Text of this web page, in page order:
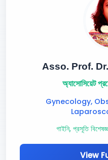
Asso. Prof.
অ্যাসোসিয়েট
Gynecology,
গাইনি, প্রসূতি
View